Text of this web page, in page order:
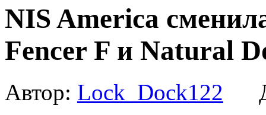
NIS America
Fencer F и Natural
Автор: Lock_Dock122